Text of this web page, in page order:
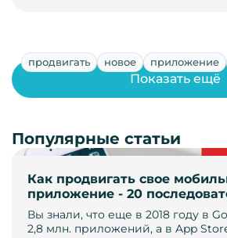
продвигать новое приложение
Как продвигать свое
приложение - 20
Вы знали, что еще в 2018 году в
2,8 млн. приложений, а в App
Показать ещё
Популярные статьи